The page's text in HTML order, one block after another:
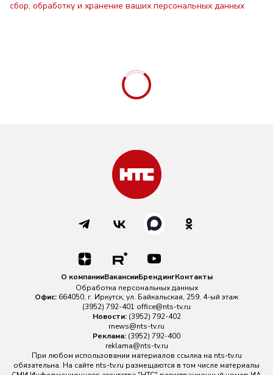
сбор, обработку и хранение ваших персональных данных
О компанииВакансииБрендингКонтакты
Обработка персональных данных
Офис: 664050, г. Иркутск, ул. Байкальская, 259, 4-ый этаж
(3952) 792-401 office@nts-tv.ru
Новости: (3952) 792-402
rnews@nts-tv.ru
Реклама: (3952) 792-400
reklama@nts-tv.ru
При любом использовании материалов ссылка на nts-tv.ru
обязательна. На сайте nts-tv.ru размещаются в том числе материалы